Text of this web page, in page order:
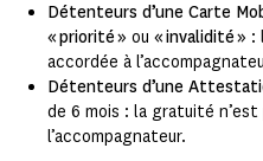
Détenteurs d’une Carte
« priorité » ou « invalidité » :
accordée à
Détenteurs d’une
de 6 mois : la gratuité
l’accompagnateur.